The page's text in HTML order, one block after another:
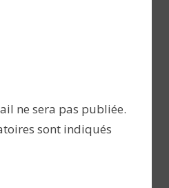
ne sera pas publiée.
sont indiqués